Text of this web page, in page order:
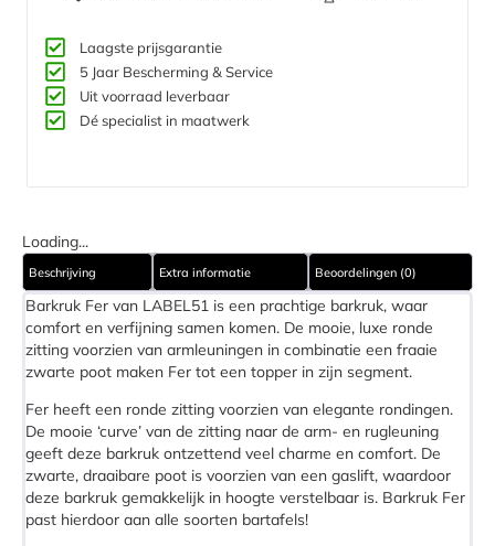
Laagste prijsgarantie
5 Jaar Bescherming & Service​
Uit voorraad leverbaar
Dé specialist in maatwerk
Loading...
Beschrijving Extra informatie Beoordelingen (0)
Barkruk Fer van LABEL51 is een prachtige barkruk, waar
comfort en verfijning samen komen. De mooie, luxe ronde
zitting voorzien van armleuningen in combinatie een fraaie
zwarte poot maken Fer tot een topper in zijn segment.
Fer heeft een ronde zitting voorzien van elegante rondingen.
De mooie ‘curve’ van de zitting naar de arm- en rugleuning
geeft deze barkruk ontzettend veel charme en comfort. De
zwarte, draaibare poot is voorzien van een gaslift, waardoor
deze barkruk gemakkelijk in hoogte verstelbaar is. Barkruk Fer
past hierdoor aan alle soorten bartafels!